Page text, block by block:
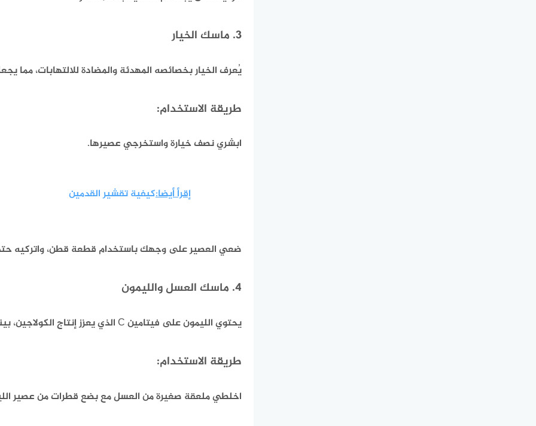
3. ماسك الخيار
يُعرف الخيار بخصائصه المهدئة والمضادة للالتهابات، مما
طريقة الاستخدام:
ابشري نصف خيارة واستخرجي عصيرها.
إقرأ أيضا:كيفية تقشير القدمين
ضعي العصير على وجهك باستخدام قطعة قطن، واتركيه
4. ماسك العسل والليمون
يحتوي الليمون على فيتامين C الذي يعزز إنتاج الكولاجين، بينما يرطب العسل البشرة.
طريقة الاستخدام:
اخلطي ملعقة صغيرة من العسل مع بضع قطرات من عصير